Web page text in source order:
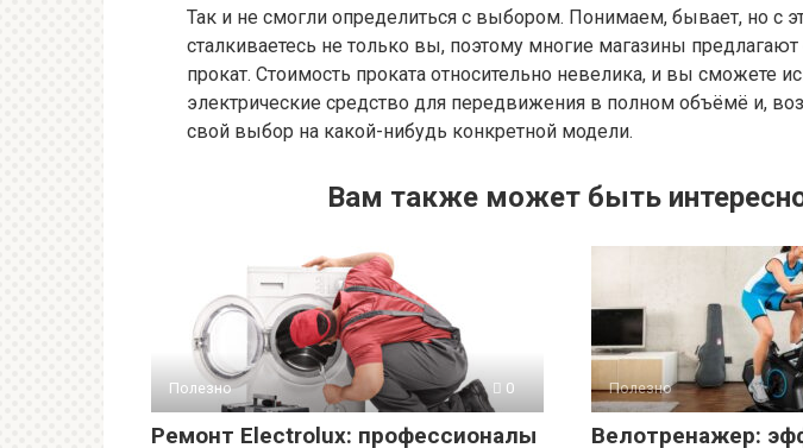
Так и не смогли определиться с выбором. Понимаем, бывает, но с
сталкиваетесь не только вы, поэтому многие магазины
прокат. Стоимость проката относительно невелика, и вы сможете
электрические средство для передвижения в полном объёмё и,
свой выбор на какой-нибудь конкретной модели.
Вам также может быть
Полезно 0
Ремонт Electrolux: профессионалы
Полезно
Велотренажер: